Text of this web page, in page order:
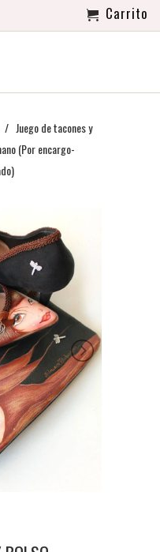
Carrito
/ Juego de tacones y
(Por encargo-